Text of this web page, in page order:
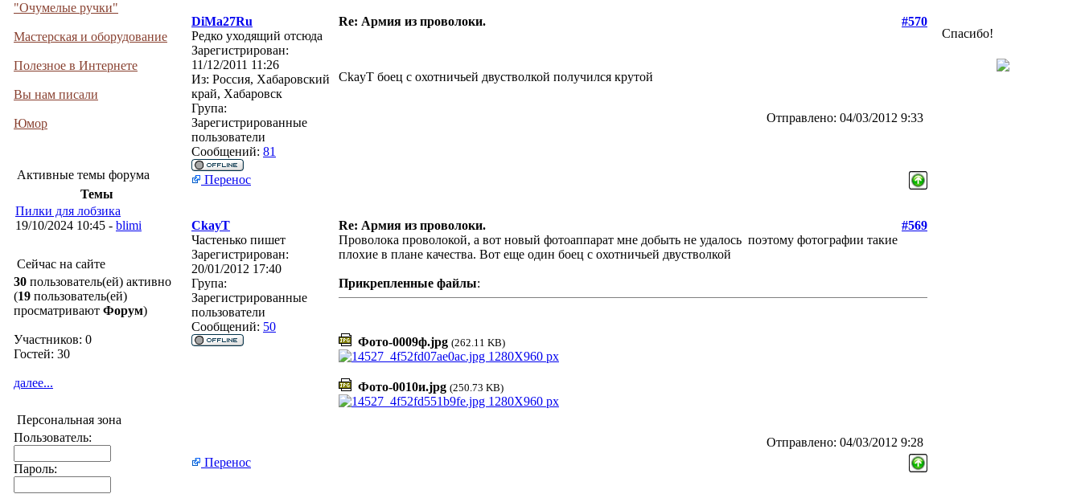
"Очумелые ручки"
Мастерская и оборудование
Полезное в Интернете
Вы нам писали
Юмор
Активные темы форума
Темы
Пилки для лобзика
19/10/2024 10:45 - blimi
Сейчас на сайте
30 пользователь(ей) активно
(19 пользователь(ей)
просматривают Форум)
Участников: 0
Гостей: 30
далее...
Персональная зона
Пользователь:
Пароль:
DiMa27Ru Re: Армия из проволоки.
#570
Редко уходящий отсюда
Зарегистрирован:
11/12/2011 11:26
Из: Россия, Хабаровский
край, Хабаровск
Група:
Зарегистрированные
пользователи
Сообщений: 81
CkayT боец с охотничьей двустволкой получился крутой
Отправлено: 04/03/2012 9:33
Перенос
CkayT Re: Армия из проволоки.
#569
Частенько пишет
Зарегистрирован:
20/01/2012 17:40
Група:
Зарегистрированные
пользователи
Сообщений: 50
Проволока проволокой, а вот новый фотоаппарат мне добыть не удалось поэтому фотографии такие
плохие в плане качества. Вот еще один боец с охотничьей двустволкой
Прикрепленные файлы:
Фото-0009ф.jpg (262.11 KB)
Фото-0010и.jpg (250.73 KB)
Отправлено: 04/03/2012 9:28
Перенос
Спасибо!